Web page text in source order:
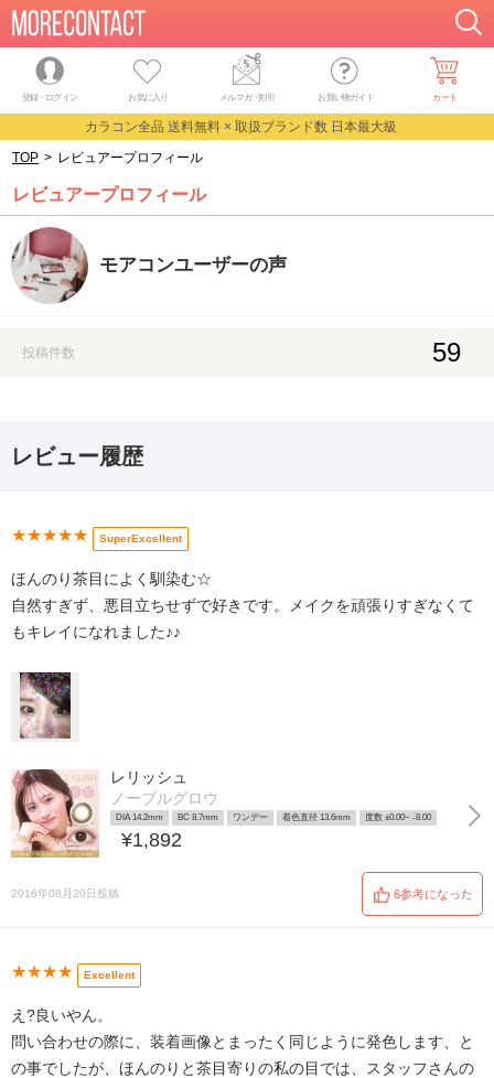
登録・ログイン お気に入り メルマガ・割引 お買い物ガイド カート
カラコン全品 送料無料 × 取扱ブランド数 日本最大級
TOP > レビュアープロフィール
レビュアープロフィール
モアコンユーザーの声
投稿件数 59
レビュー履歴
★★★★★ SuperExcellent
ほんのり茶目によく馴染む☆
自然すぎず、悪目立ちせずで好きです。メイクを頑張りすぎなくて
もキレイになれました♪♪
レリッシュ
ノーブルグロウ
DIA 14.2mm BC 8.7mm ワンデー 着色直径 13.6mm 度数 ±0.00~ -8.00
¥1,892
2016年08月20日投稿 6参考になった
★★★★ Excellent
え?良いやん。
問い合わせの際に、装着画像とまったく同じように発色します、と
の事でしたが、ほんのりと茶目寄りの私の目では、スタッフさんの